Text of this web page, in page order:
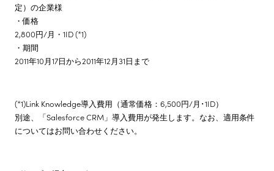
定）の企業様
・価格
2,800円/月・1ID (*1)
・期間
2011年10月17日から2011年12月31日まで
(*1)Link Knowledge導入費用（通常価格：6,500円/月･1ID）
別途、「Salesforce CRM」導入費用が発生します。なお、適用条件
についてはお問い合わせください。